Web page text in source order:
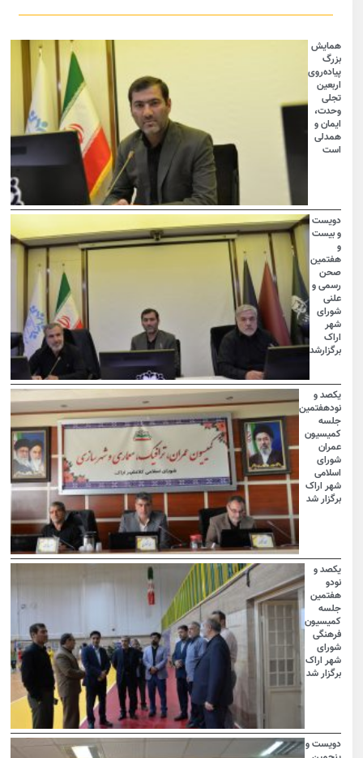
همایش
بزرگ
پیاده‌روی
اربعین
تجلی
وحدت،
ایمان و
همدلی
است
دویست
و بیست
هفتمین
صحن
رسمی و
علنی
شورای
شهر
اراک
برگزارشد
یکصد و
نودهفتمین
جلسه
کمیسیون
عمران
شورای
اسلامی
شهر اراک
برگزار شد
یکصد و
نودو
هفتمین
جلسه
کمیسیون
فرهنگی
شورای
شهر اراک
برگزار شد
دویست و